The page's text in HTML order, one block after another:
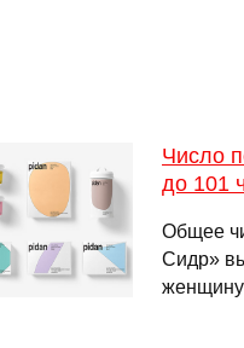
Число
до 101
Общее
Сидр»
женщину